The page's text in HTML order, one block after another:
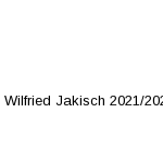
Jakisch 2021/